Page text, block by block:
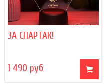
ЗА СПАРТАК!
1 490 руб